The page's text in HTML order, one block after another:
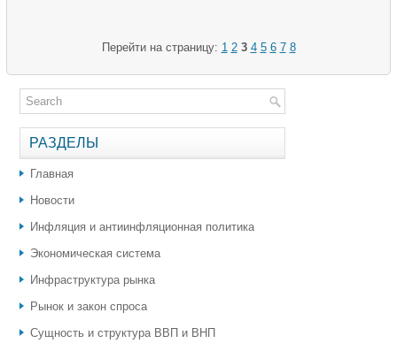
Перейти на страницу: 1 2 3 4 5 6 7 8
РАЗДЕЛЫ
Главная
Новости
Инфляция и антиинфляционная политика
Экономическая система
Инфраструктура рынка
Рынок и закон спроса
Сущность и структура ВВП и ВНП